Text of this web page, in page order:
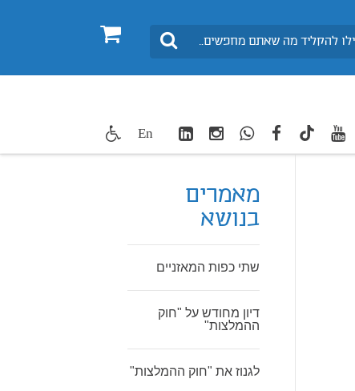
0 חיפוש
twitter
youtube
TikTok
facebook
WhatsApp
Instagram
LinkedIn
En
מאמרים
בנושא
שתי כפות המאזניים
דיון מחודש על "חוק
ההמלצות"
לגנוז את "חוק ההמלצות"